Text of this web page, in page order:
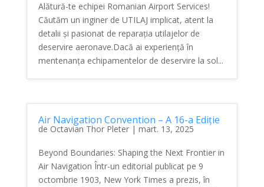
Alătură-te echipei Romanian Airport Services!
Căutăm un inginer de UTILAJ implicat, atent la
detalii și pasionat de reparația utilajelor de
deservire aeronave.Dacă ai experiență în
mentenanța echipamentelor de deservire la sol...
Air Navigation Convention – A 16-a Ediție
de Octavian Thor Pleter| mart. 13, 2025
Beyond Boundaries: Shaping the Next Frontier in
Air Navigation Într-un editorial publicat pe 9
octombrie 1903, New York Times a prezis, în